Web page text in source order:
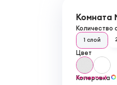
Комната
Количество
1 слой
Цвет
бесцветный
Колеровка